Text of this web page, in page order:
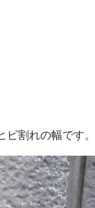
ビ割れの幅です。